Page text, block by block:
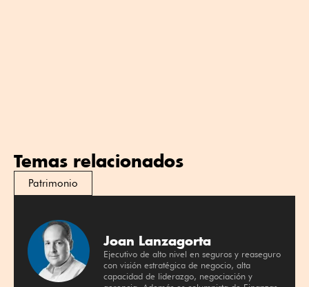
Temas relacionados
Patrimonio
Joan Lanzagorta
Ejecutivo de alto nivel en seguros y reaseguro
con visión estratégica de negocio, alta
capacidad de liderazgo, negociación y